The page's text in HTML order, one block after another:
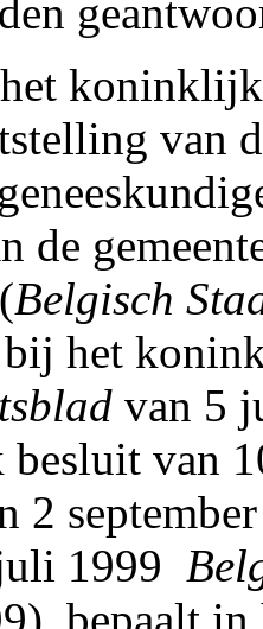
van
de
Belgisch
bij het
van 5
van
2
1999